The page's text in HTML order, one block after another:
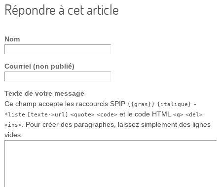
Répondre à cet article
Nom
Courriel (non publié)
Texte de votre message
Ce champ accepte les raccourcis SPIP {{gras}} {italique} -
*liste [texte->url] <quote> <code>et le code HTML <q> <del>
<ins>. Pour créer des paragraphes, laissez simplement des lignes
vides.